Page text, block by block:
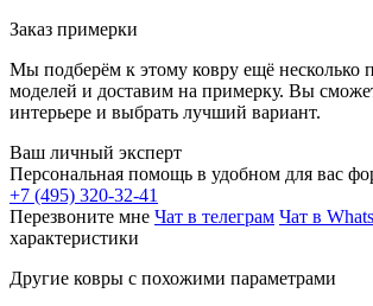
Заказ примерки
Мы подберём к этому ковру ещё несколько
моделей и доставим на примерку. Вы
интерьере и выбрать лучший вариант.
Ваш личный эксперт
Персональная помощь в удобном для вас
+7 (495) 320-32-41
Перезвоните мне Чат в телеграм Чат в
характеристики
Другие ковры с похожими параметрами